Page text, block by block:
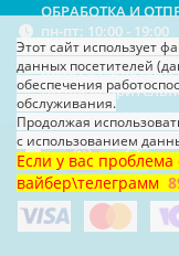
Этот сайт использует
данных посетителей
обеспечения
обслуживания.
Продолжая
с использованием
Если у вас
вайбер\телеграмм
ОБРАБОТКА И
пн-пт: 10:00 - 19:00
ВЫДАЧА
По